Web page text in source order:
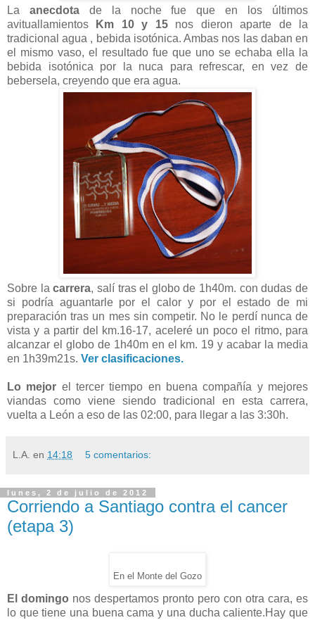
La anecdotade la noche fue que en los últimos
avituallamientos
Km 10 y 15nos dieron aparte de la
tradicional agua , bebida isotónica. Ambas nos las daban en
el mismo vaso, el resultado fue que uno se echaba ella la
bebida isotónica por la nuca para refrescar, en vez de
bebersela, creyendo que era agua.
Sobre lacarrera, salí tras el globo de 1h40m. con dudas de
si podría aguantarle por el calor y por el estado de mi
preparación tras un mes sin competir. No le perdí nunca de
vista y a partir del km.16-17, aceleré un poco el ritmo, para
alcanzar el globo de 1h40m en el km. 19 y acabar la media
en 1h39m21s. Ver clasificaciones.
Lo mejor el tercer tiempo en buena compañía y mejores
viandas como viene siendo tradicional en esta carrera,
vuelta a León a eso de las 02:00, para llegar a las 3:30h.
L.A. en 14:18 5 comentarios:
lunes, 2 de julio de 2012
Corriendo a Santiago contra el cancer
(etapa 3)
En el Monte del Gozo
El domingo nos despertamos pronto pero con otra cara, es
lo que tiene una buena cama y una ducha caliente.Hay que